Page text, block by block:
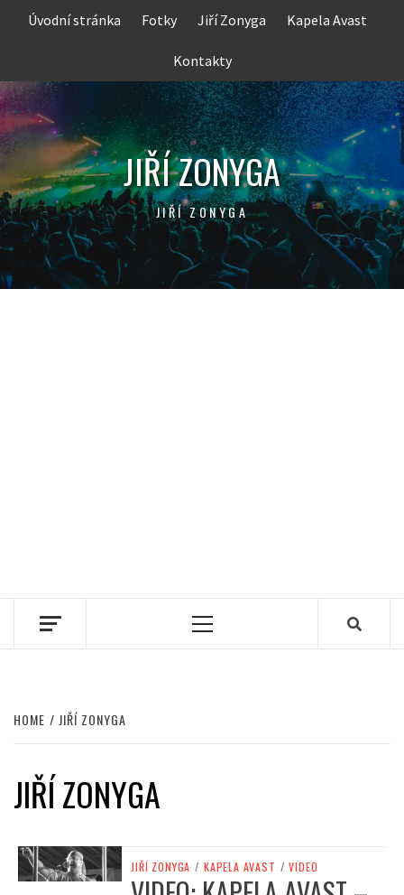
Úvodní stránka Fotky Jiří Zonyga Kapela Avast
Kontakty
JIŘÍ ZONYGA
JIŘÍ ZONYGA
Primary
HOME JIŘÍ ZONYGA
JIŘÍ ZONYGA
JIŘÍ ZONYGA / KAPELA AVAST / VIDEO